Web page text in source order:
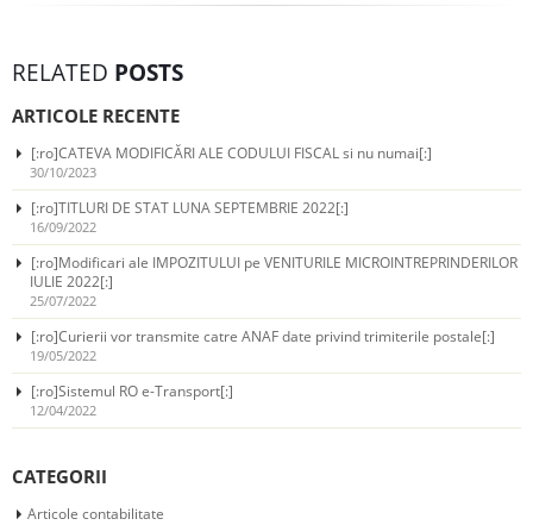
RELATED POSTS
ARTICOLE RECENTE
[:ro]CATEVA MODIFICĂRI ALE CODULUI FISCAL si nu numai[:]
30/10/2023
[:ro]TITLURI DE STAT LUNA SEPTEMBRIE 2022[:]
16/09/2022
[:ro]Modificari ale IMPOZITULUI pe VENITURILE MICROINTREPRINDERILOR
IULIE 2022[:]
25/07/2022
[:ro]Curierii vor transmite catre ANAF date privind trimiterile postale[:]
19/05/2022
[:ro]Sistemul RO e-Transport[:]
12/04/2022
CATEGORII
Articole contabilitate